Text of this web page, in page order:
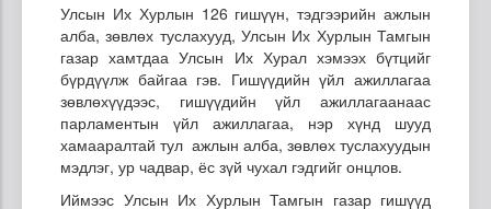
Улсын Их Хурлын 126 гишүүн, тэдгээрийн ажлын
алба, зөвлөх туслахууд, Улсын Их Хурлын Тамгын
газар хамтдаа Улсын Их Хурал хэмээх бүтцийг
бүрдүүлж байгаа гэв. Гишүүдийн үйл ажиллагаа
зөвлөхүүдээс, гишүүдийн үйл ажиллагаанаас
парламентын үйл ажиллагаа, нэр хүнд шууд
хамааралтай тул ажлын алба, зөвлөх туслахуудын
мэдлэг, ур чадвар, ёс зүй чухал гэдгийг онцлов.
Иймээс Улсын Их Хурлын Тамгын газар гишүүд